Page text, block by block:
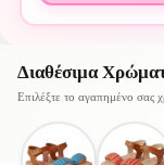
Διαθέσιμα
Επιλέξτε το αγαπημένο σας